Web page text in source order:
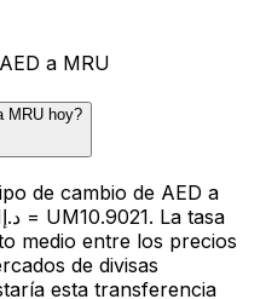
a MRU
MRU hoy?
de cambio de AED a
medio entre los precios
de divisas
esta transferencia